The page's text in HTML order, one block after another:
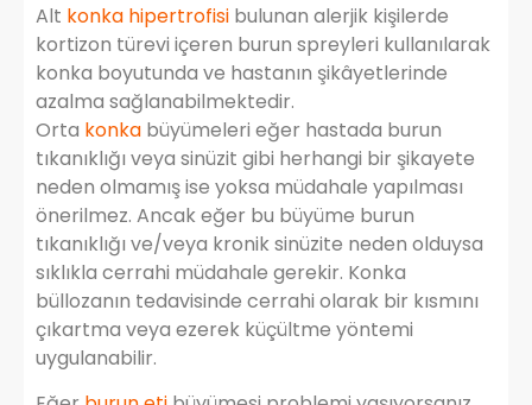
Alt konka hipertrofisi bulunan alerjik kişilerde
kortizon türevi içeren burun spreyleri kullanılarak
konka boyutunda ve hastanın şikâyetlerinde
azalma sağlanabilmektedir.
Orta konka büyümeleri eğer hastada burun
tıkanıklığı veya sinüzit gibi herhangi bir şikayete
neden olmamış ise yoksa müdahale yapılması
önerilmez. Ancak eğer bu büyüme burun
tıkanıklığı ve/veya kronik sinüzite neden olduysa
sıklıkla cerrahi müdahale gerekir. Konka
büllozanın tedavisinde cerrahi olarak bir kısmını
çıkartma veya ezerek küçültme yöntemi
uygulanabilir.